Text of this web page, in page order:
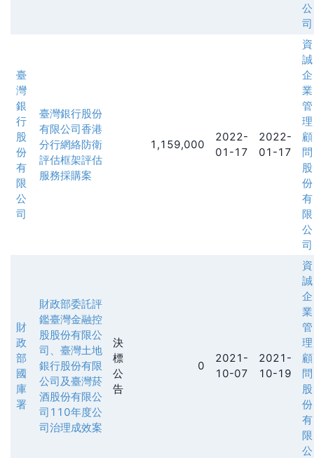
公
司
臺
灣
銀
行
股
份
有
限
公
司
臺灣銀行股份
有限公司香港
分行網絡防衛
評估框架評估
服務採購案
1,159,000
2022-
01-17
2022-
01-17
資
誠
企
業
管
理
顧
問
股
份
有
限
公
司
財
政
部
國
庫
署
財政部委託評
鑑臺灣金融控
股股份有限公
司、臺灣土地
銀行股份有限
公司及臺灣菸
酒股份有限公
司110年度公
司治理成效案
決
標
公
告
0
2021-
10-07
2021-
10-19
資
誠
企
業
管
理
顧
問
股
份
有
限
公